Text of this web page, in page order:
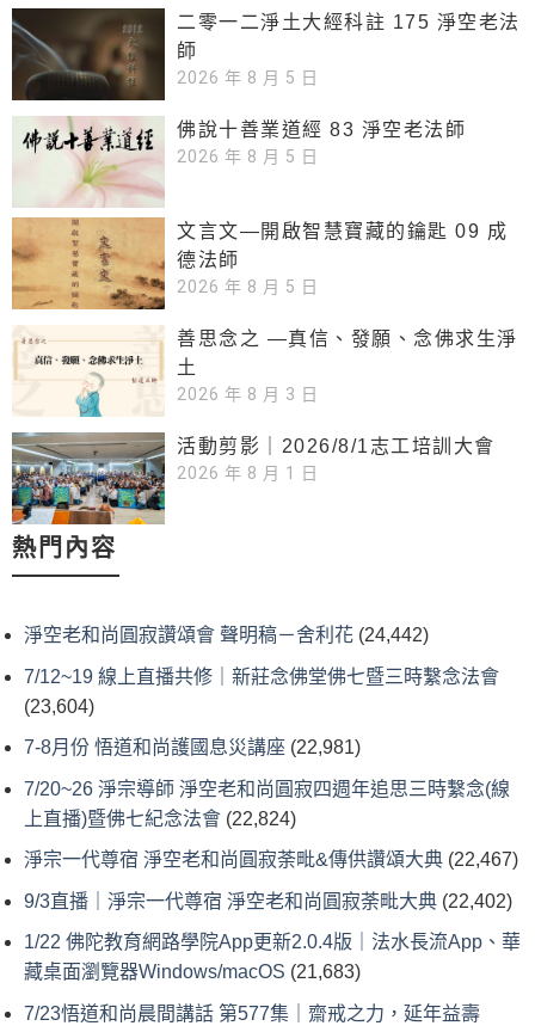
二零一二淨土大經科註 175 淨空老法
師
2026 年 8 月 5 日
佛說十善業道經 83 淨空老法師
2026 年 8 月 5 日
文言文—開啟智慧寶藏的鑰匙 09 成
德法師
2026 年 8 月 5 日
善思念之 —真信、發願、念佛求生淨
土
2026 年 8 月 3 日
活動剪影｜2026/8/1志工培訓大會
2026 年 8 月 1 日
熱門內容
淨空老和尚圓寂讚頌會 聲明稿－舍利花 (24,442)
7/12~19 線上直播共修｜新莊念佛堂佛七暨三時繫念法會
(23,604)
7-8月份 悟道和尚護國息災講座 (22,981)
7/20~26 淨宗導師 淨空老和尚圓寂四週年追思三時繫念(線
上直播)暨佛七紀念法會 (22,824)
淨宗一代尊宿 淨空老和尚圓寂荼毗&傳供讚頌大典 (22,467)
9/3直播｜淨宗一代尊宿 淨空老和尚圓寂荼毗大典 (22,402)
1/22 佛陀教育網路學院App更新2.0.4版｜法水長流App、華
藏桌面瀏覽器Windows/macOS (21,683)
7/23悟道和尚晨間講話 第577集｜齋戒之力，延年益壽